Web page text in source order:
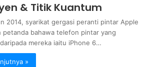
& Titik Kuantum
2014, syarikat gergasi peranti pintar Apple
petanda bahawa telefon pintar yang
mereka iaitu iPhone 6…
»